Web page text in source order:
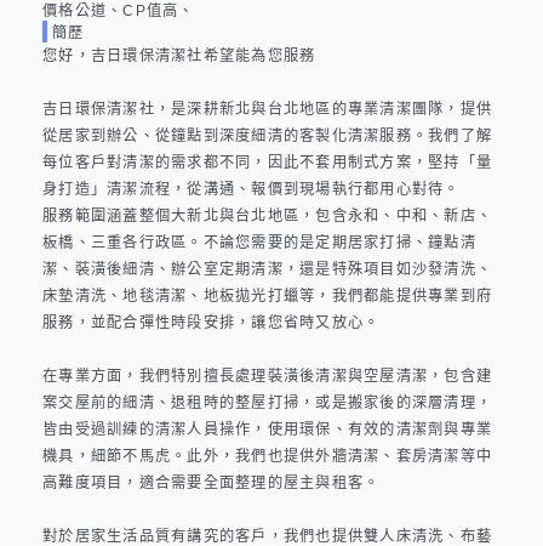
價格公道、CP值高、
簡歷
您好，吉日環保清潔社希望能為您服務
吉日環保清潔社，是深耕新北與台北地區的專業清潔團隊，提供
從居家到辦公、從鐘點到深度細清的客製化清潔服務。我們了解
每位客戶對清潔的需求都不同，因此不套用制式方案，堅持「量
身打造」清潔流程，從溝通、報價到現場執行都用心對待。
服務範圍涵蓋整個大新北與台北地區，包含永和、中和、新店、
板橋、三重各行政區。不論您需要的是定期居家打掃、鐘點清
潔、裝潢後細清、辦公室定期清潔，還是特殊項目如沙發清洗、
床墊清洗、地毯清潔、地板拋光打蠟等，我們都能提供專業到府
服務，並配合彈性時段安排，讓您省時又放心。
在專業方面，我們特別擅長處理裝潢後清潔與空屋清潔，包含建
案交屋前的細清、退租時的整屋打掃，或是搬家後的深層清理，
皆由受過訓練的清潔人員操作，使用環保、有效的清潔劑與專業
機具，細節不馬虎。此外，我們也提供外牆清潔、套房清潔等中
高難度項目，適合需要全面整理的屋主與租客。
對於居家生活品質有講究的客戶，我們也提供雙人床清洗、布藝